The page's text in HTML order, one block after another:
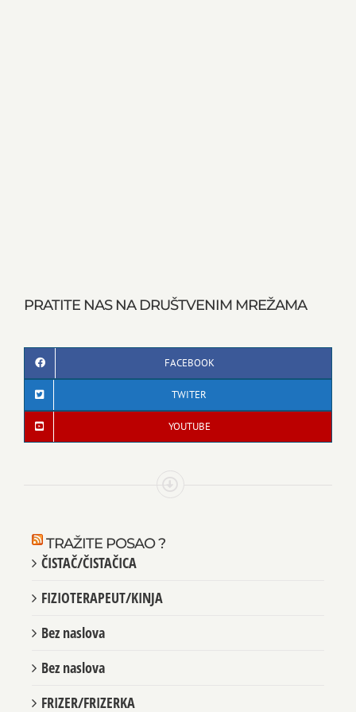
PRATITE NAS NA DRUŠTVENIM MREŽAMA
FACEBOOK
TWITER
YOUTUBE
TRAŽITE POSAO ?
ČISTAČ/ČISTAČICA
FIZIOTERAPEUT/KINJA
Bez naslova
Bez naslova
FRIZER/FRIZERKA